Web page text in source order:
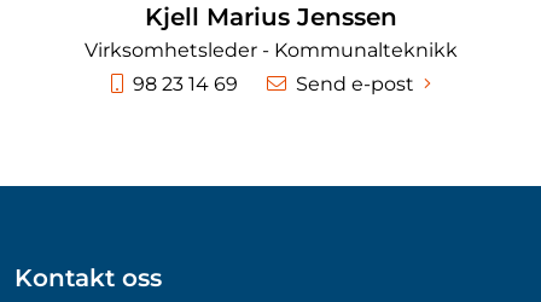
Kjell Marius Jenssen
Virksomhetsleder - Kommunalteknikk
Telefon:
98 23 14 69 Send e-post
Kontakt oss